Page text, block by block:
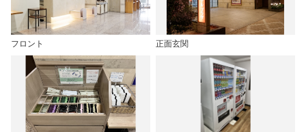
フロント 正面玄関